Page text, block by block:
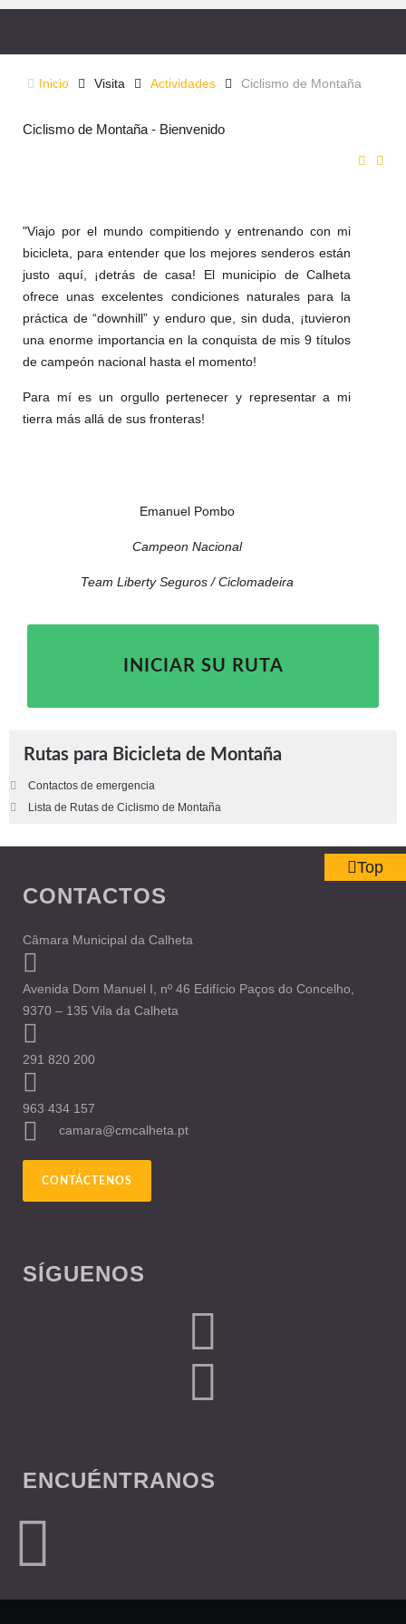
Inicio Visita Actividades Ciclismo de Montaña
Ciclismo de Montaña - Bienvenido
"Viajo por el mundo compitiendo y entrenando con mi
bicicleta, para entender que los mejores senderos están
justo aquí, ¡detrás de casa! El municipio de Calheta
ofrece unas excelentes condiciones naturales para la
práctica de “downhill” y enduro que, sin duda, ¡tuvieron
una enorme importancia en la conquista de mis 9 títulos
de campeón nacional hasta el momento!
Para mí es un orgullo pertenecer y representar a mi
tierra más allá de sus fronteras!
Emanuel Pombo
Campeon Nacional
Team Liberty Seguros / Ciclomadeira
INICIAR SU RUTA
Rutas para Bicicleta de Montaña
Contactos de emergencia
Lista de Rutas de Ciclismo de Montaña
CONTACTOS
Câmara Municipal da Calheta
Avenida Dom Manuel I, nº 46 Edifício Paços do Concelho,
9370 – 135 Vila da Calheta
291 820 200
963 434 157
camara@cmcalheta.pt
CONTÁCTENOS
SÍGUENOS
ENCUÉNTRANOS
Top